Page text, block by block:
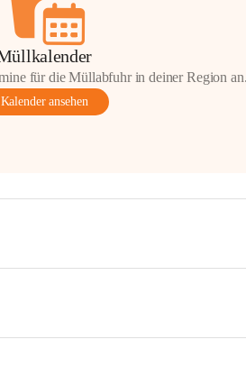
für die Müllabfuhr in deiner Region
Kalender ansehen